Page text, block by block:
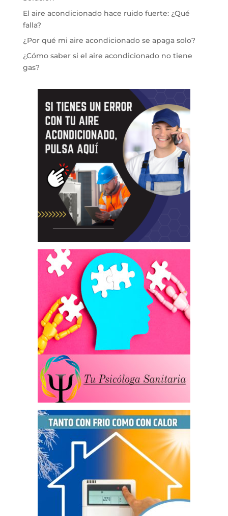
El aire acondicionado hace ruido fuerte: ¿Qué
falla?
¿Por qué mi aire acondicionado se apaga solo?
¿Cómo saber si el aire acondicionado no tiene
gas?